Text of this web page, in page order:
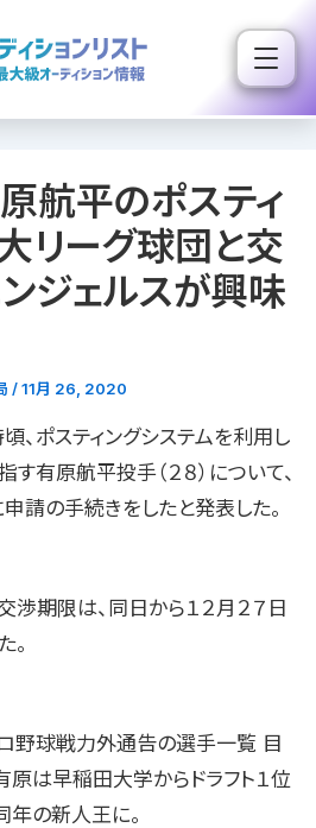
航平のポスティ
リーグ球団と交
ジェルスが興味
/11月 26, 2020
、ポスティングシステムを利用し
有原航平投手（２８）について、
請の手続きをしたと発表した。
期限は、同日から１２月２７日
。
野球戦力外通告の選手一覧 目
は早稲田大学からドラフト１位
年の新人王に。